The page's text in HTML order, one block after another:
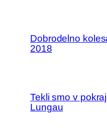
Dobrodelno
2018
Tekli smo v
Lungau